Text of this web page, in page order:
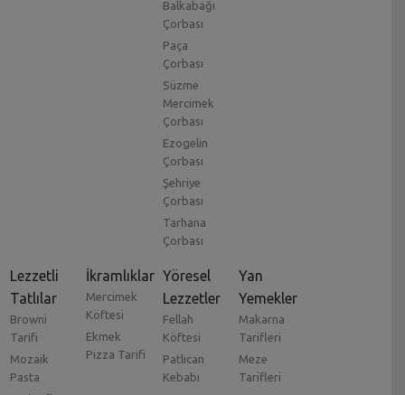
Balkabağı
Çorbası
Paça
Çorbası
Süzme
Mercimek
Çorbası
Ezogelin
Çorbası
Şehriye
Çorbası
Tarhana
Çorbası
Lezzetli
Tatlılar
Browni
Tarifi
Mozaik
Pasta
İkramlıklar
Mercimek
Köftesi
Ekmek
Pizza Tarifi
Yöresel
Lezzetler
Fellah
Köftesi
Patlıcan
Kebabı
Yan
Yemekler
Makarna
Tarifleri
Meze
Tarifleri